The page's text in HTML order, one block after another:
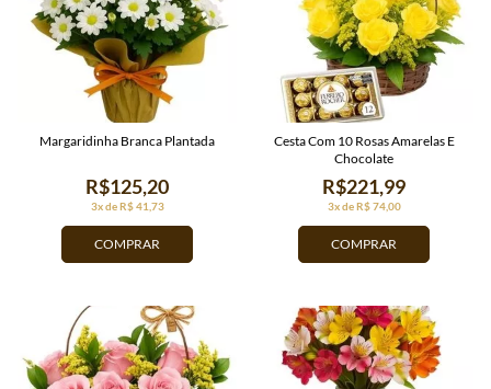
COMPRAR
3x de R$ 41,73
R$125,20
Margaridinha Branca Plantada
COMPRAR
3x de R$ 74,00
R$221,99
Cesta Com 10 Rosas Amarelas E
Chocolate